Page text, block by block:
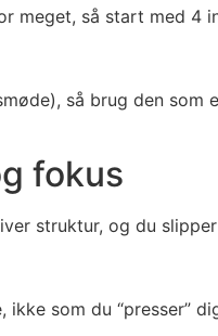
meget, så start med 4
så brug den som
fokus
struktur, og du
som du “presser”